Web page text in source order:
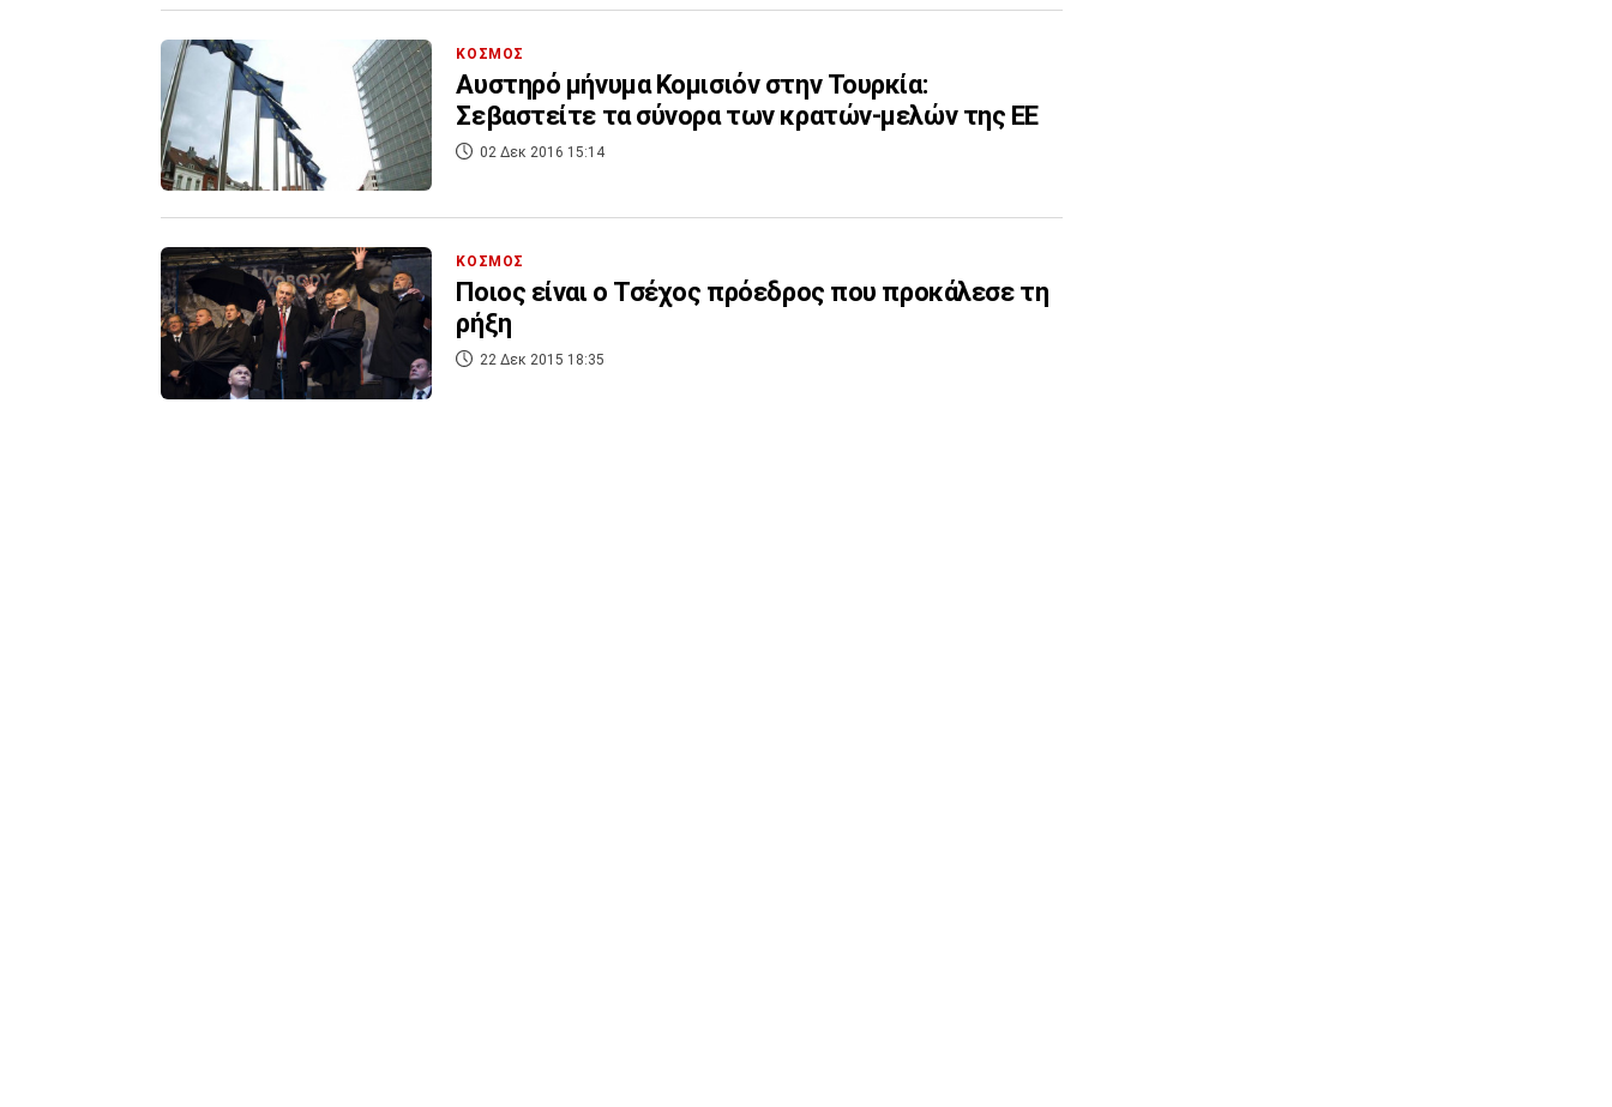
ΚΟΣΜΟΣ
Αυστηρό μήνυμα Κομισιόν στην Τουρκία:
Σεβαστείτε τα σύνορα των κρατών-μελών της ΕΕ
02 Δεκ 2016 15:14
ΚΟΣΜΟΣ
Ποιος είναι ο Τσέχος πρόεδρος που προκάλεσε τη
ρήξη
22 Δεκ 2015 18:35